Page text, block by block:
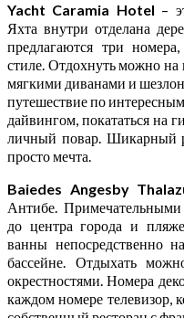
Yacht Caramia Hotel –
Яхта внутри отделана
предлагаются три
стиле. Отдохнуть можно на
мягкими диванами и
путешествие по
дайвингом, покататься на
личный повар. Шикарный
просто мечта.
Baiedes Angesby
Антибе. Примечательными
до центра города и
ванны непосредственно
бассейне. Отдыхать
окрестностями. Номера
каждом номере телевизор,